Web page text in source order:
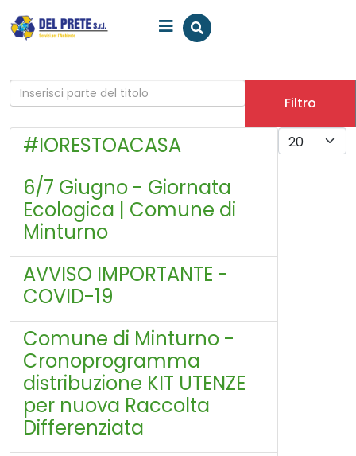
Inserisci parte del titolo
Filtro
Visualizza #
#IORESTOACASA
6/7 Giugno - Giornata
Ecologica | Comune di
Minturno
AVVISO IMPORTANTE -
COVID-19
Comune di Minturno -
Cronoprogramma
distribuzione KIT UTENZE
per nuova Raccolta
Differenziata